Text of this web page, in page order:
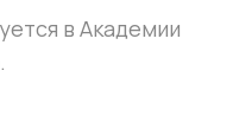
в Академии